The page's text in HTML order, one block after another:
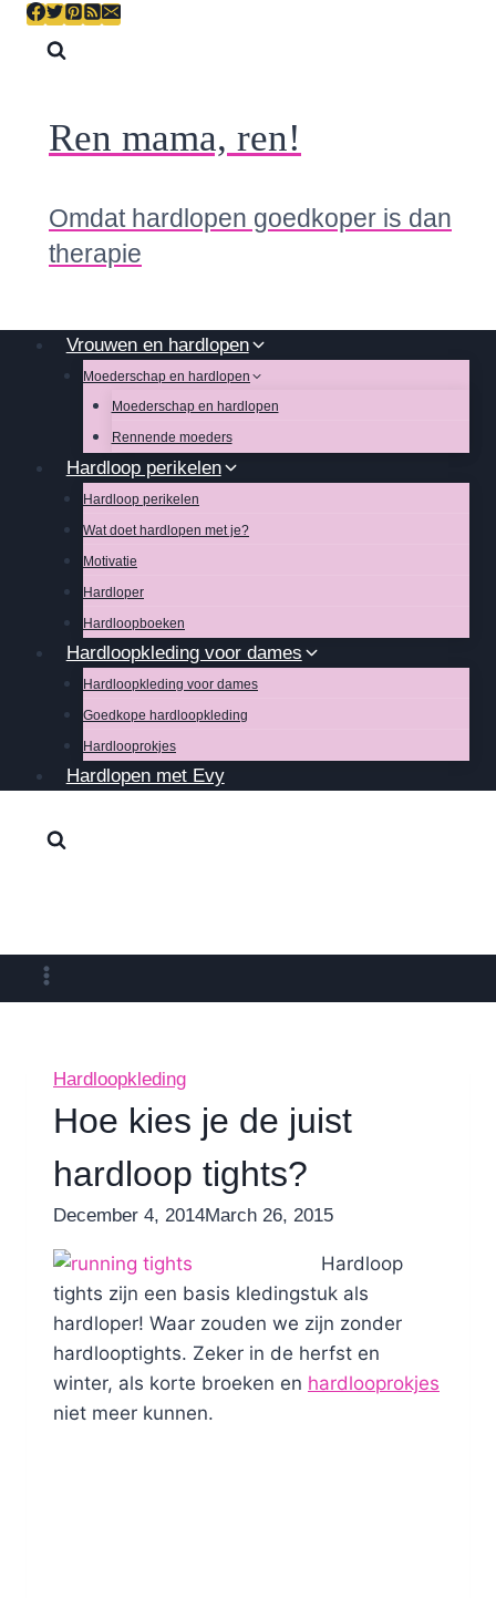
Skip
Ren mama, ren!
Omdat hardlopen goedkoper is dan
therapie
Vrouwen en hardlopen
Moederschap en hardlopen
Moederschap en hardlopen
Rennende moeders
Hardloop perikelen
Hardloop perikelen
Wat doet hardlopen met je?
Motivatie
Hardloper
Hardloopboeken
Hardloopkleding voor dames
Hardloopkleding voor dames
Goedkope hardloopkleding
Hardlooprokjes
Hardlopen met Evy
Hardloopkleding
Hoe kies je de juist
hardloop tights?
ByNicole
December 4, 2014March 26, 2015
Hardloop
tights zijn een basis kledingstuk als
hardloper! Waar zouden we zijn zonder
hardlooptights. Zeker in de herfst en
winter, als korte broeken en hardlooprokjes
niet meer kunnen.